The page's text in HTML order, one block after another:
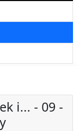
i... - 09 -